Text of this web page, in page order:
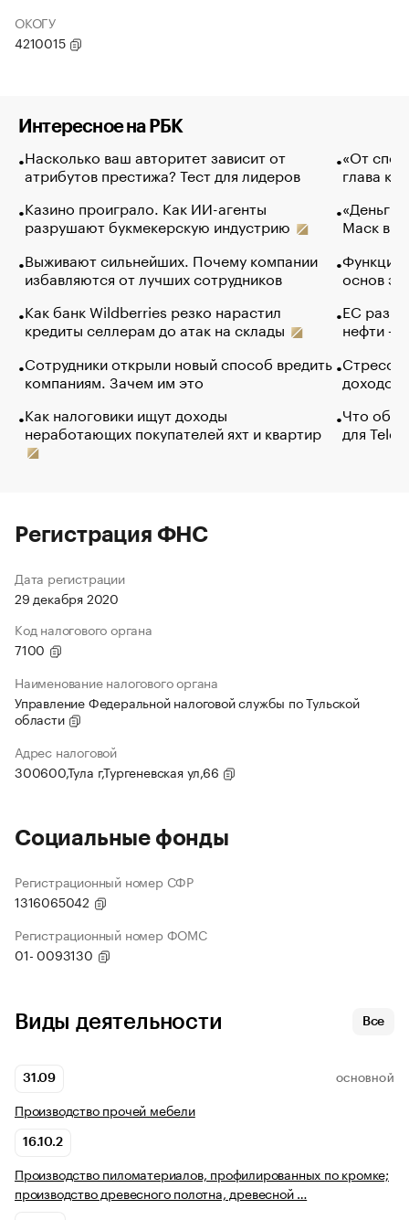
ОКОГУ
4210015
Интересное на РБК
Насколько ваш авторитет зависит от
атрибутов престижа? Тест для лидеров
Казино проиграло. Как ИИ-агенты
разрушают букмекерскую индустрию
Выживают сильнейших. Почему компании
избавляются от лучших сотрудников
Как банк Wildberries резко нарастил
кредиты селлерам до атак на склады
Сотрудники открыли новый способ вредить
компаниям. Зачем им это
Как налоговики ищут доходы
неработающих покупателей яхт и квартир
«От
глава
«Деньги
Маск в
Функции
основ
ЕС
нефти —
Стресс
доходов
Что
для
Регистрация ФНС
Дата регистрации
29 декабря 2020
Код налогового органа
7100
Наименование налогового органа
Управление Федеральной налоговой службы по Тульской
области
Адрес налоговой
300600,Тула г,Тургеневская ул,66
Социальные фонды
Регистрационный номер СФР
1316065042
Регистрационный номер ФОМС
01- 0093130
Виды деятельности Все
31.09 ОСНОВНОЙ
Производство прочей мебели
16.10.2
Производство пиломатериалов, профилированных по кромке;
производство древесного полотна, древесной …